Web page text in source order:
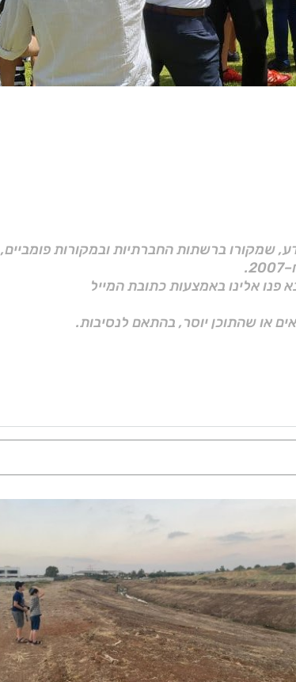
שמקורו ברשתות החברתיות ובמקורות פומביים,
פנו אלינו באמצעות כתובת המייל
או שהתוכן יוסר, בהתאם לנסיבות.